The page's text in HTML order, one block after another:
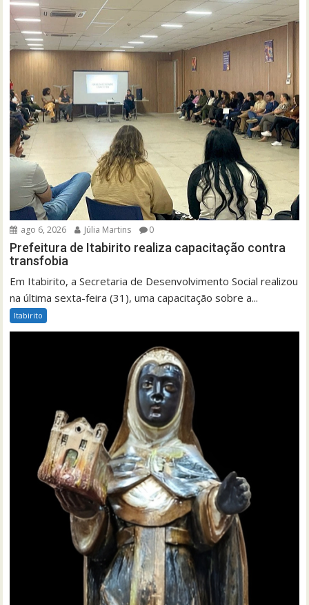
ago 6, 2026 Júlia Martins 0
Prefeitura de Itabirito realiza capacitação contra
transfobia
Em Itabirito, a Secretaria de Desenvolvimento Social realizou
na última sexta-feira (31), uma capacitação sobre a...
Itabirito